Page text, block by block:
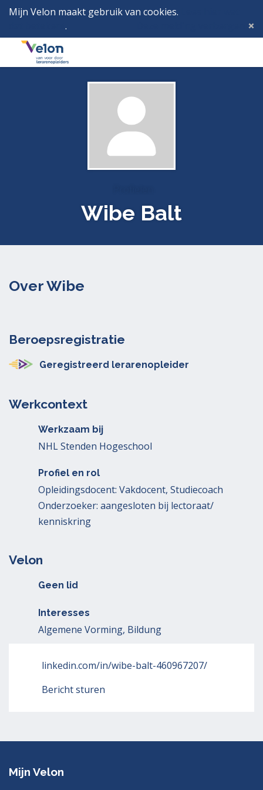
Mijn Velon maakt gebruik van cookies.
.
Menu
Wibe Balt
Over Wibe
Beroepsregistratie
Geregistreerd lerarenopleider
Werkcontext
Werkzaam bij
NHL Stenden Hogeschool
Profiel en rol
Opleidingsdocent: Vakdocent, Studiecoach
Onderzoeker: aangesloten bij lectoraat/
kenniskring
Velon
Geen lid
Interesses
Algemene Vorming, Bildung
linkedin.com/in/wibe-balt-460967207/
Bericht sturen
Mijn Velon